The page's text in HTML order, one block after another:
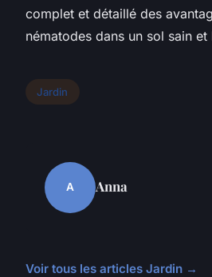
complet et détaillé des
nématodes dans un sol sain et
Jardin
A Anna
Voir tous les articles Jardin →